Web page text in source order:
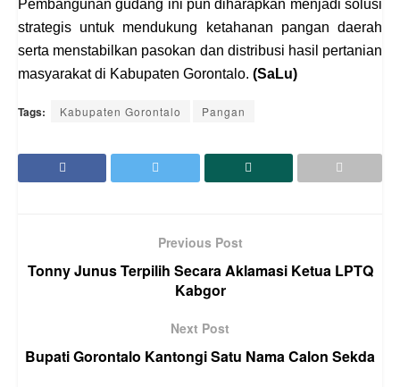
batu pertama pada awal Juni dapat terlaksana
dengan baik,” imbuh Nawir.
Pembangunan gudang ini pun diharapkan
ketahanan pangan daerah serta menstabilkan
di Kabupaten Gorontalo.
(SaLu)
Previous Post
Tonny Junus Terpilih Secara Aklamasi Ketua LPTQ